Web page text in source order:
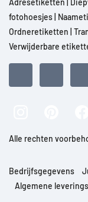
fotohoesjes
Ordneretiketten
Verwijderbare
Alle rechten
Bedrijfsgegevens
Algemene